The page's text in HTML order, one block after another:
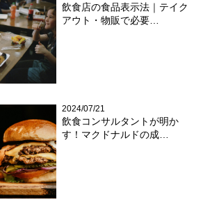
飲食店の食品表示法｜テイク
アウト・物販で必要…
2024/07/21
飲食コンサルタントが明か
す！マクドナルドの成…